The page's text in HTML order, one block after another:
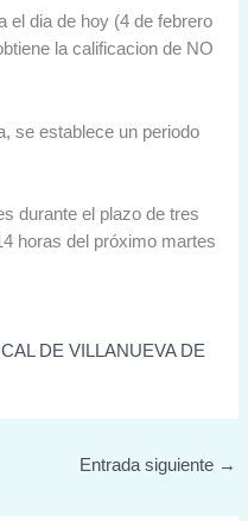
el dia de hoy (4 de febrero
la calificacion de NO
se establece un periodo
durante el plazo de tres
horas del próximo martes
DE VILLANUEVA DE
Entrada siguiente →